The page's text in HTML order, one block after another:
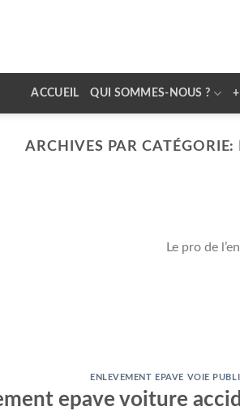
ACCUEIL QUI SOMMES-NOUS ?
ARCHIVES PAR CATÉGORIE:
Le pro de
ENLEVEMENT EPAVE VOIE
epave voiture